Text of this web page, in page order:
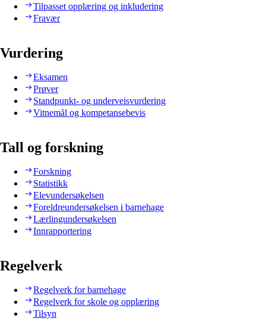
Tilpasset opplæring og inkludering
Fravær
Vurdering
Eksamen
Prøver
Standpunkt- og underveisvurdering
Vitnemål og kompetansebevis
Tall og forskning
Forskning
Statistikk
Elevundersøkelsen
Foreldreundersøkelsen i barnehage
Lærlingundersøkelsen
Innrapportering
Regelverk
Regelverk for barnehage
Regelverk for skole og opplæring
Tilsyn